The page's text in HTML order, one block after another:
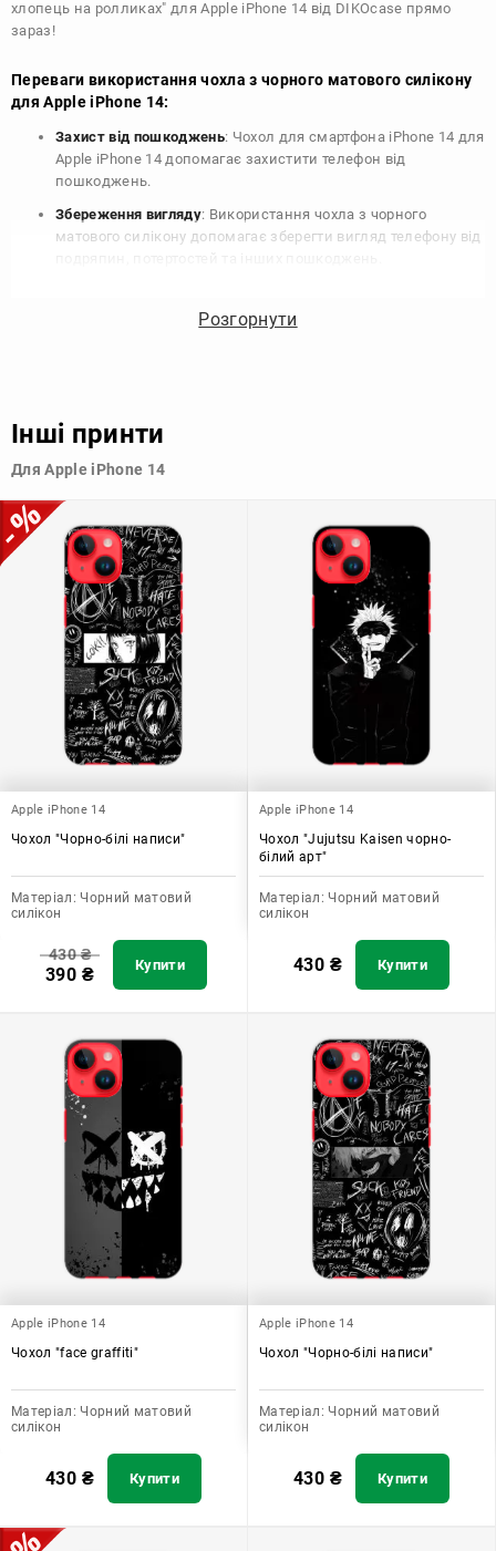
хлопець на ролликах" для Apple iPhone 14 від DIKOcase прямо
зараз!
Переваги використання чохла з чорного матового силікону
для Apple iPhone 14:
Захист від пошкоджень: Чохол для смартфона iPhone 14 для
Apple iPhone 14 допомагає захистити телефон від
пошкоджень.
Збереження вигляду: Використання чохла з чорного
матового силікону допомагає зберегти вигляд телефону від
для Apple iPhone 14 допомагає зберегти цінність вашого
підібрати той, що найбільше відповідає вашому стилю та
допомагає захистити ваш пристрій, зберегти його цінність і
додати зручності в користуванні.
Розгорнути
Інші принти
Для Apple iPhone 14
Apple iPhone 14
Чохол "Чорно-білі написи"
Матеріал: Чорний матовий
силікон
430₴
390 ₴ Купити
Apple iPhone 14
Чохол "Jujutsu Kaisen чорно-
білий арт"
Матеріал: Чорний матовий
силікон
430 ₴ Купити
Apple iPhone 14
Чохол "face graffiti"
Матеріал: Чорний матовий
силікон
430 ₴ Купити
Apple iPhone 14
Чохол "Чорно-білі написи"
Матеріал: Чорний матовий
силікон
430 ₴ Купити